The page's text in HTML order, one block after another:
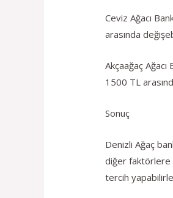
Ceviz Ağacı
arasında
Akçaağaç
1500 TL
Sonuç
Denizli Ağaç
diğer faktörlere
tercih